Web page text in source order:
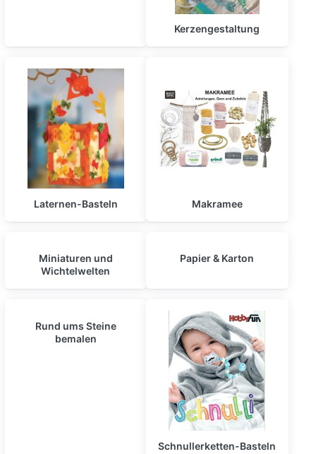
Kerzengestaltung
Laternen-Basteln Makramee
Miniaturen und
Wichtelwelten
Papier & Karton
Rund ums Steine
bemalen
Schnullerketten-Basteln